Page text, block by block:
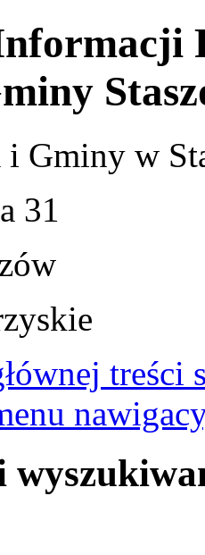
i Gminy w
31
treści